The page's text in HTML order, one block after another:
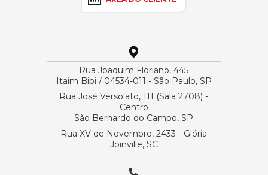
Rua Joaquim Floriano, 445
Itaim Bibi / 04534-011 - São Paulo, SP
Rua José Versolato, 111 (Sala 2708) -
Centro
São Bernardo do Campo, SP
Rua XV de Novembro, 2433 - Glória
Joinville, SC